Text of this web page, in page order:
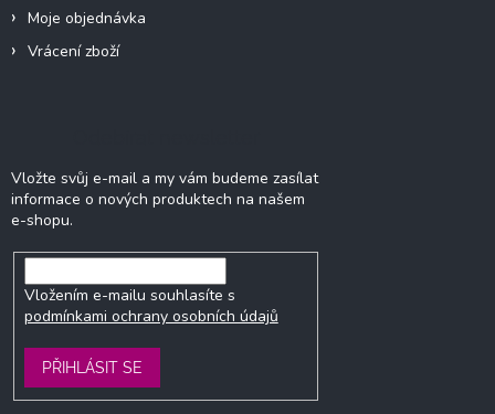
Moje objednávka
Vrácení zboží
Vložte svůj e-mail a my vám budeme zasílat
informace o nových produktech na našem
e-shopu.
Vložením e-mailu souhlasíte s
podmínkami ochrany osobních údajů
PŘIHLÁSIT SE